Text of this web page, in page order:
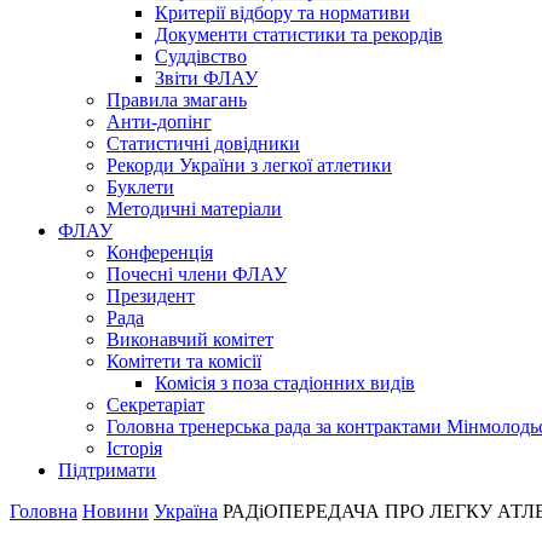
Критерії відбору та нормативи
Документи статистики та рекордів
Суддівство
Звіти ФЛАУ
Правила змагань
Анти-допінг
Статистичні довідники
Рекорди України з легкої атлетики
Буклети
Методичні матеріали
ФЛАУ
Конференція
Почесні члени ФЛАУ
Президент
Рада
Виконавчий комітет
Комітети та комісії
Комісія з поза стадіонних видів
Секретаріат
Головна тренерська рада за контрактами
Історія
Підтримати
Головна Новини Україна РАДiОПЕРЕДАЧА ПРО ЛЕГКУ